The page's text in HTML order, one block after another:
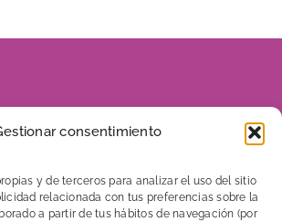
consentimiento
y de terceros para analizar el uso del sitio
relacionada con tus preferencias sobre la
a partir de tus hábitos de navegación (por
816 960
656 046